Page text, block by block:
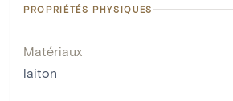
PROPRIÉTÉS PHYSIQUES
Matériaux
laiton